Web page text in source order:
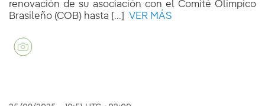
renovación de su asociación con el Comité Olímpico
Brasileño (COB) hasta [...]
VER MÁS